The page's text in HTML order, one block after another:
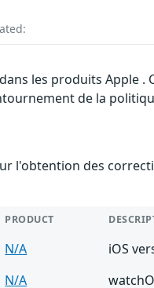
les produits Apple
de la
l'obtention des
PRODUCT
N/A
iOS
N/A